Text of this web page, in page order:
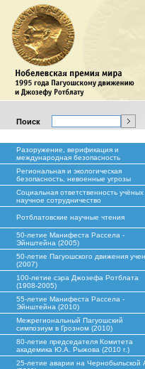
Поиск
Разоружение, верификация и
международная безопасность
Региональная и экологическая
безопасность, невоенные угрозы
Социальная ответственность учёных
научное сотрудничество
Ротблатовские научные чтения
50-летие Манифеста Рассела -
Эйнштейна (2005)
50-летие Пагуошского движения
(2007)
100-летие сэра Джозефа Ротблата
(1908-2005)
55-летие Манифеста Рассела -
Эйнштейна (2010)
Межрегиональный Пагуошский
симпозиум в Грозном (2010)
80-летие председателя Комитета
академика Ю.А. Рыжова (2010 г.)
25-летие аварии на Чернобыльской